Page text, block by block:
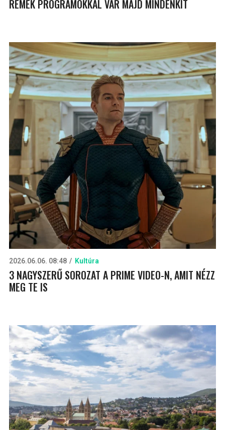
REMEK PROGRAMOKKAL VÁR MAJD MINDENKIT
2026.06.06. 08:48 Kultúra
3 NAGYSZERŰ SOROZAT A PRIME VIDEO-N, AMIT NÉZZ
MEG TE IS